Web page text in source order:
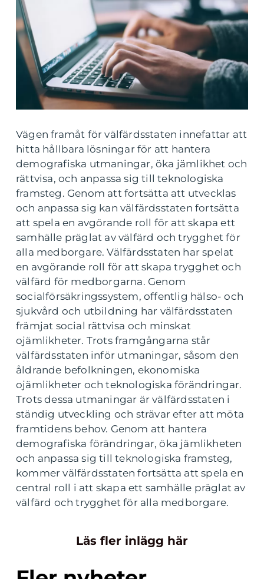
Vägen framåt för välfärdsstaten innefattar att
hitta hållbara lösningar för att hantera
demografiska utmaningar, öka jämlikhet och
rättvisa, och anpassa sig till teknologiska
framsteg. Genom att fortsätta att utvecklas
och anpassa sig kan välfärdsstaten fortsätta
att spela en avgörande roll för att skapa ett
samhälle präglat av välfärd och trygghet för
alla medborgare. Välfärdsstaten har spelat
en avgörande roll för att skapa trygghet och
välfärd för medborgarna. Genom
socialförsäkringssystem, offentlig hälso- och
sjukvård och utbildning har välfärdsstaten
främjat social rättvisa och minskat
ojämlikheter. Trots framgångarna står
välfärdsstaten inför utmaningar, såsom den
åldrande befolkningen, ekonomiska
ojämlikheter och teknologiska förändringar.
Trots dessa utmaningar är välfärdsstaten i
ständig utveckling och strävar efter att möta
framtidens behov. Genom att hantera
demografiska förändringar, öka jämlikheten
och anpassa sig till teknologiska framsteg,
kommer välfärdsstaten fortsätta att spela en
central roll i att skapa ett samhälle präglat av
välfärd och trygghet för alla medborgare.
Läs fler inlägg här